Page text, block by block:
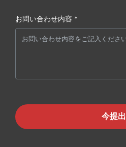
お問い合わせ内容 *
今提出